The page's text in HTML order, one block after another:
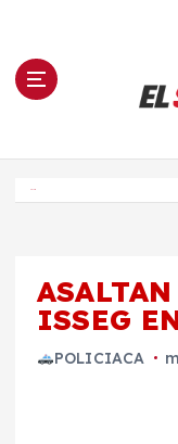
n El
ISSEG
POLICIACA